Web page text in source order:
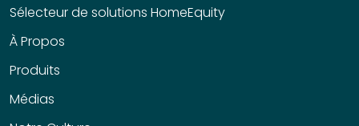
Sélecteur de solutions HomeEquity
À Propos
Produits
Médias